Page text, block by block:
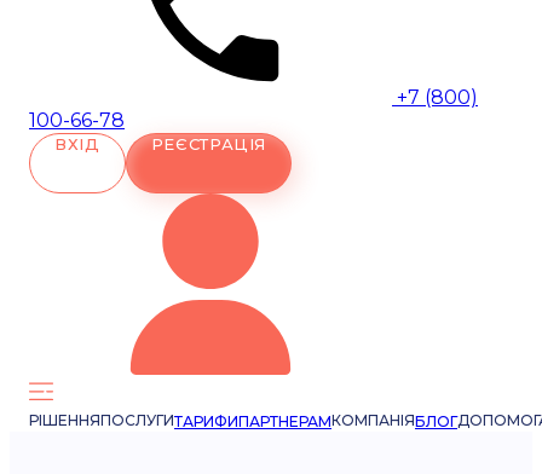
+7 (800)
100-66-78
ВХІД РЕЄСТРАЦІЯ
РІШЕННЯПОСЛУГИТАРИФИПАРТНЕРАМКОМПАНІЯБЛОГ